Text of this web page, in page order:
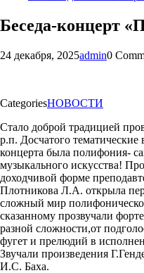
Беседа-концерт
24 декабря, 2025admin0
CategoriesНОВОСТИ
Стало доброй традицией
р.п. Досчатого тематические
концерта была полифония-
музыкального искусства!
доходчивой форме
Плотникова Л.А. открыла
сложный мир
сказанному прозвучали
разной сложности,от
фугет и прелюдий в
Звучали произведения
И.С. Баха.